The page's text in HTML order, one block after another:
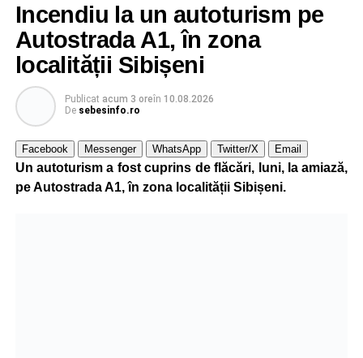
Incendiu la un autoturism pe
Autostrada A1, în zona
localității Sibișeni
Publicat acum 3 oreîn 10.08.2026
De sebesinfo.ro
Facebook Messenger WhatsApp Twitter/X Email
Un autoturism a fost cuprins de flăcări, luni, la amiază,
pe Autostrada A1, în zona localității Sibișeni.